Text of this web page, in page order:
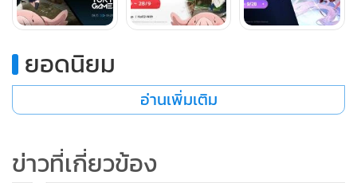
ในงาน TGS 2025 เกม ‘ศึกตำนาน 7 อัศวิน Origin’ จะเปิดเล่น
ในญี่ปุ่นเป็นครั้งแรก ตัวเดโมจะนำเสนอสามคอนเทนต์ที่แตก
ต่างกันไป ได้แก่ โหมดเนื้อเรื่องที่ให้ผู้เล่นได้ดื่มด่ำกับเรื่องราว
โหมดโอเพนเวิลด์ที่ให้ผู้เล่นสำรวจบริทาเนียได้อย่างอิสระ และ
บอสไทม์แอทแท็กที่จะพาผู้เล่นไปสัมผัสการต่อสู้อันดุเดือดกับ
ยอดนิยม
อ่านเพิ่มเติม
ข่าวที่เกี่ยวข้อง